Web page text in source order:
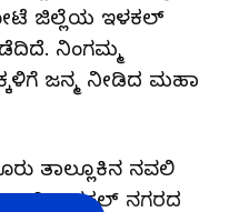
ಜಿಲ್ಲೆಯ ಇಳಕಲ್
ನಿಂಗಮ್ಮ
ಜನ್ಮ‌ ನೀಡಿದ ಮಹಾ
ತಾಲ್ಲೂಕಿನ ನವಲಿ
ರಾತ್ರಿ ಇಳಕಲ್ ನಗರದ